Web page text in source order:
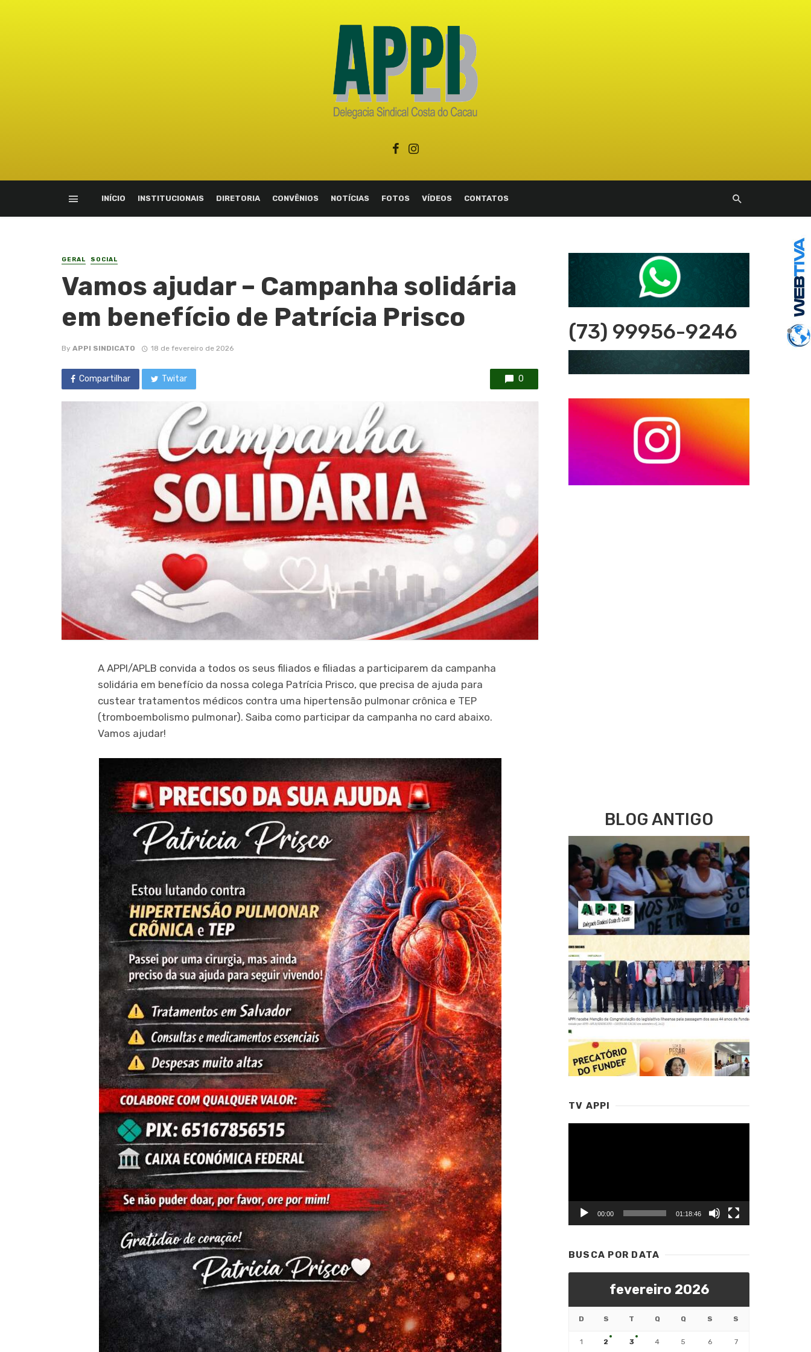
INÍCIO INSTITUCIONAIS DIRETORIA CONVÊNIOS NOTÍCIAS FOTOS VÍDEOS CONTATOS
GERAL SOCIAL
Vamos ajudar – Campanha solidária
em benefício de Patrícia Prisco
By APPI SINDICATO 18 de fevereiro de 2026
Compartilhar Twitar 0
A APPI/APLB convida a todos os seus filiados e filiadas a participarem da campanha
solidária em benefício da nossa colega Patrícia Prisco, que precisa de ajuda para
custear tratamentos médicos contra uma hipertensão pulmonar crônica e TEP
(tromboembolismo pulmonar). Saiba como participar da campanha no card abaixo.
Vamos ajudar!
(73) 99956-9246
BLOG ANTIGO
TV APPI
00:00 01:18:46
BUSCA POR DATA
fevereiro 2026
D S T Q Q S S
1 2 3 4 5 6 7